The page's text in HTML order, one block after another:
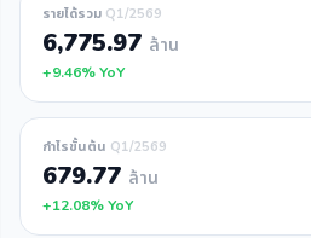
รายได้รวม Q1/2569
6,775.97 ล้าน
+9.46% YoY
กำไรขั้นต้น Q1/2569
679.77 ล้าน
+12.08% YoY